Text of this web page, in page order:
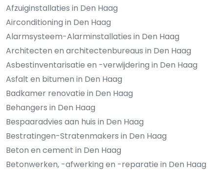
Afzuiginstallaties in Den Haag
Airconditioning in Den Haag
Alarmsysteem-Alarminstallaties in Den Haag
Architecten en architectenbureaus in Den Haag
Asbestinventarisatie en -verwijdering in Den Haag
Asfalt en bitumen in Den Haag
Badkamer renovatie in Den Haag
Behangers in Den Haag
Bespaaradvies aan huis in Den Haag
Bestratingen-Stratenmakers in Den Haag
Beton en cement in Den Haag
Betonwerken, -afwerking en -reparatie in Den Haag